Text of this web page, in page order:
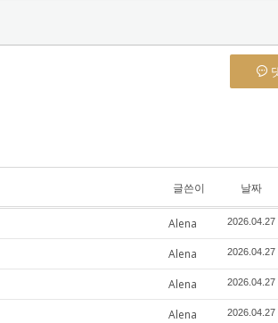
글쓴이 날짜
Alena 2026.04.27
Alena 2026.04.27
Alena 2026.04.27
Alena 2026.04.27